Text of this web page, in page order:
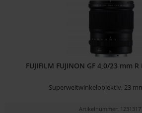
FUJIFILM FUJINON GF 4,0/23 mm
Superweitwinkelobjektiv, 23
Artikelnummer: